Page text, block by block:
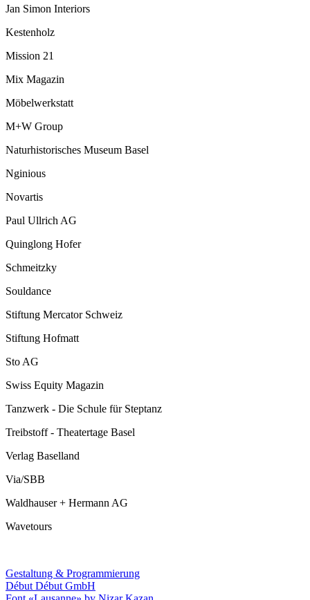
Jan Simon Interiors
Kestenholz
Mission 21
Mix Magazin
Möbelwerkstatt
M+W Group
Naturhistorisches Museum Basel
Nginious
Novartis
Paul Ullrich AG
Quinglong Hofer
Schmeitzky
Souldance
Stiftung Mercator Schweiz
Stiftung Hofmatt
Sto AG
Swiss Equity Magazin
Tanzwerk - Die Schule für Steptanz
Treibstoff - Theatertage Basel
Verlag Baselland
Via/SBB
Waldhauser + Hermann AG
Wavetours
Gestaltung & Programmierung
Début Début GmbH